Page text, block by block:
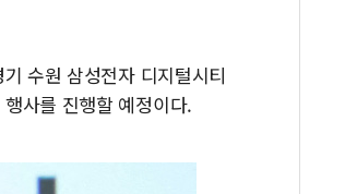
수원 삼성전자 디지털시티
사를 진행할 예정이다.